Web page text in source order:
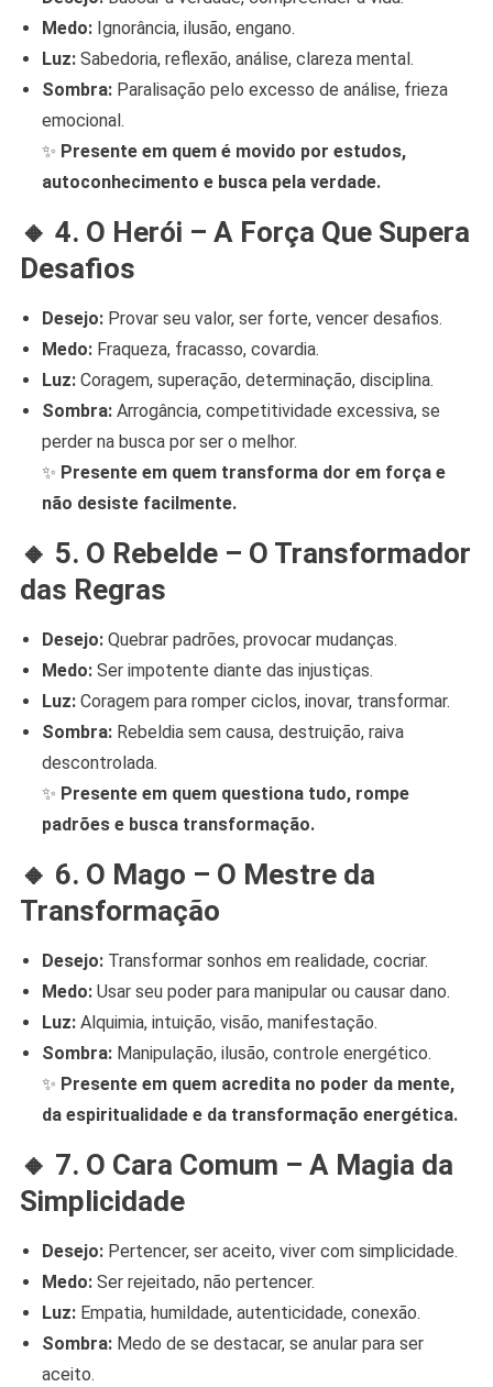
Medo:Ignorância, ilusão, engano.
Luz:Sabedoria, reflexão, análise, clareza mental.
Sombra:Paralisação pelo excesso de análise, frieza
emocional.
✨ Presente em quem é movido por estudos,
autoconhecimento e busca pela verdade.
🔸 4. O Herói – A Força Que Supera
Desafios
Desejo:Provar seu valor, ser forte, vencer desafios.
Medo:Fraqueza, fracasso, covardia.
Luz:Coragem, superação, determinação, disciplina.
Sombra:Arrogância, competitividade excessiva, se
perder na busca por ser o melhor.
✨ Presente em quem transforma dor em força e
não desiste facilmente.
🔸 5. O Rebelde – O Transformador
das Regras
Desejo:Quebrar padrões, provocar mudanças.
Medo:Ser impotente diante das injustiças.
Luz:Coragem para romper ciclos, inovar, transformar.
Sombra:Rebeldia sem causa, destruição, raiva
descontrolada.
✨ Presente em quem questiona tudo, rompe
padrões e busca transformação.
🔸 6. O Mago – O Mestre da
Transformação
Desejo:Transformar sonhos em realidade, cocriar.
Medo:Usar seu poder para manipular ou causar dano.
Luz:Alquimia, intuição, visão, manifestação.
Sombra:Manipulação, ilusão, controle energético.
✨ Presente em quem acredita no poder da mente,
da espiritualidade e da transformação energética.
🔸 7. O Cara Comum – A Magia da
Simplicidade
Desejo:Pertencer, ser aceito, viver com simplicidade.
Medo:Ser rejeitado, não pertencer.
Luz:Empatia, humildade, autenticidade, conexão.
Sombra:Medo de se destacar, se anular para ser
aceito.